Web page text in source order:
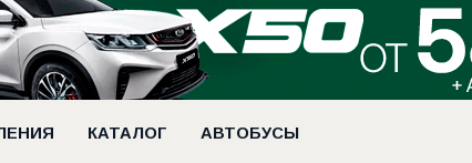
КАТАЛОГ АВТОБУСЫ